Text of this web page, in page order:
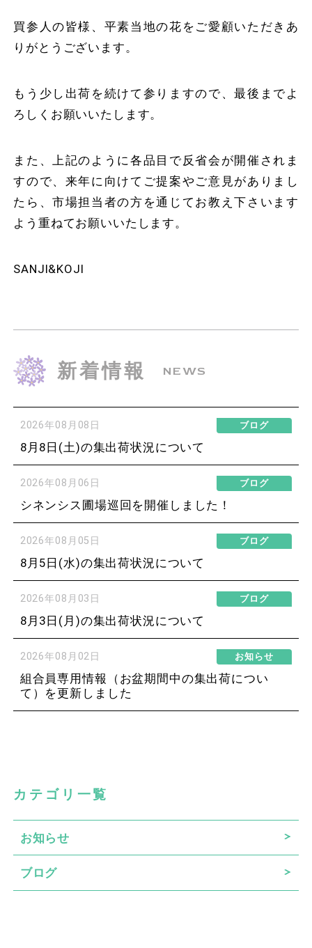
買参人の皆様、平素当地の花をご愛顧いただきあ
りがとうございます。
もう少し出荷を続けて参りますので、最後までよ
ろしくお願いいたします。
また、上記のように各品目で反省会が開催されま
すので、来年に向けてご提案やご意見がありまし
たら、市場担当者の方を通じてお教え下さいます
よう重ねてお願いいたします。
SANJI&KOJI
新着情報 NEWS
2026年08月08日 ブログ
8月8日(土)の集出荷状況について
2026年08月06日 ブログ
シネンシス圃場巡回を開催しました！
2026年08月05日 ブログ
8月5日(水)の集出荷状況について
2026年08月03日 ブログ
8月3日(月)の集出荷状況について
2026年08月02日 お知らせ
組合員専用情報（お盆期間中の集出荷につい
て）を更新しました
カテゴリ一覧
お知らせ
ブログ